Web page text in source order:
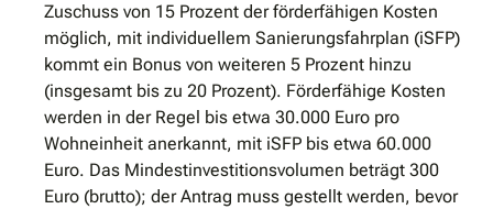
Zuschuss von 15 Prozent der förderfähigen Kosten
möglich, mit individuellem Sanierungsfahrplan (iSFP)
kommt ein Bonus von weiteren 5 Prozent hinzu
(insgesamt bis zu 20 Prozent). Förderfähige Kosten
werden in der Regel bis etwa 30.000 Euro pro
Wohneinheit anerkannt, mit iSFP bis etwa 60.000
Euro. Das Mindestinvestitionsvolumen beträgt 300
Euro (brutto); der Antrag muss gestellt werden, bevor